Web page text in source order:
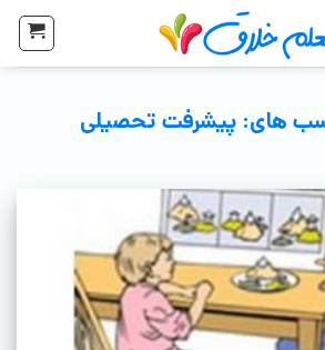
های: پیشرفت تحصیلی